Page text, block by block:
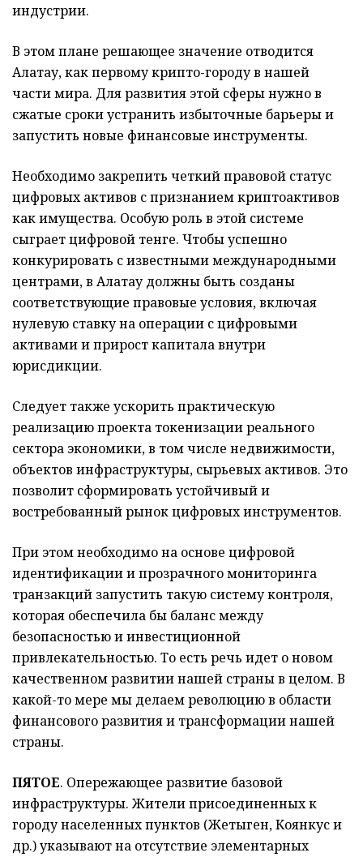
индустрии.
В этом плане решающее значение отводится
Алатау, как первому крипто-городу в нашей
части мира. Для развития этой сферы нужно в
сжатые сроки устранить избыточные барьеры и
запустить новые финансовые инструменты.
Необходимо закрепить четкий правовой статус
цифровых активов с признанием криптоактивов
как имущества. Особую роль в этой системе
сыграет цифровой тенге. Чтобы успешно
конкурировать с известными международными
центрами, в Алатау должны быть созданы
соответствующие правовые условия, включая
нулевую ставку на операции с цифровыми
активами и прирост капитала внутри
юрисдикции.
Следует также ускорить практическую
реализацию проекта токенизации реального
сектора экономики, в том числе недвижимости,
объектов инфраструктуры, сырьевых активов. Это
позволит сформировать устойчивый и
востребованный рынок цифровых инструментов.
При этом необходимо на основе цифровой
идентификации и прозрачного мониторинга
транзакций запустить такую систему контроля,
которая обеспечила бы баланс между
безопасностью и инвестиционной
привлекательностью. То есть речь идет о новом
качественном развитии нашей страны в целом. В
какой-то мере мы делаем революцию в области
финансового развития и трансформации нашей
страны.
ПЯТОЕ. Опережающее развитие базовой
инфраструктуры. Жители присоединенных к
городу населенных пунктов (Жетыген, Коянкус и
др.) указывают на отсутствие элементарных